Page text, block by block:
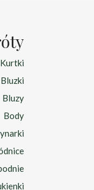
Kurtki
Bluzki
Bluzy
Body